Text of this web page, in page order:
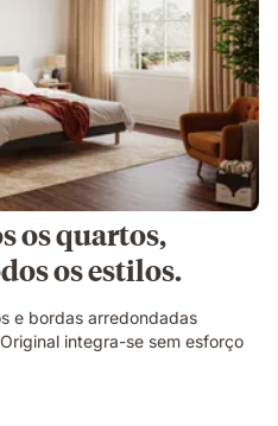
os quartos,
os estilos.
e bordas arredondadas
integra-se sem esforço